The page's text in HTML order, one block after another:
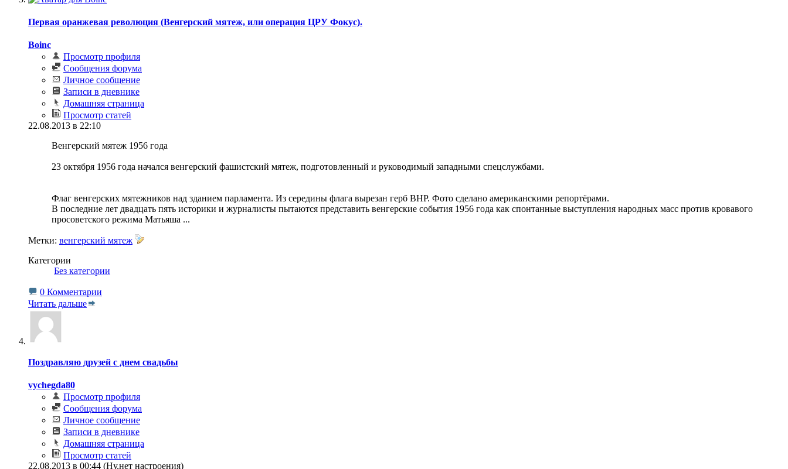
Первая оранжевая революция (Венгерский мятеж, или операция ЦРУ Фокус).
Boinc
Просмотр профиля
Сообщения форума
Личное сообщение
Записи в дневнике
Домашняя страница
Просмотр статей
22.08.2013 в 22:10
Венгерский мятеж 1956 года
23 октября 1956 года начался венгерский фашистский мятеж, подготовленный и руководимый западными спецслужбами.
Флаг венгерских мятежников над зданием парламента. Из середины флага вырезан герб ВНР. Фото сделано американскими репортёрами.
В последние лет двадцать пять историки и журналисты пытаются представить венгерские события 1956 года как спонтанные выступления народных масс против кровавого
просоветского режима Матьяша ...
Метки: венгерский мятеж
Категории
Без категории
0 Комментарии
Читать дальше
Поздравляю друзей с днем свадьбы
vychegda80
Просмотр профиля
Сообщения форума
Личное сообщение
Записи в дневнике
Домашняя страница
Просмотр статей
22.08.2013 в 00:44 (Ну,нет настроения)